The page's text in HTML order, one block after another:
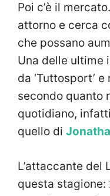
Poi c’è il mercato.
attorno e cerca
che possano
Una delle ultime
da ‘Tuttosport’
secondo quanto
quotidiano,
quello di
L’attaccante del
questa stagione: